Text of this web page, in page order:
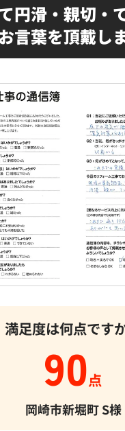
円滑・親切・
言葉を頂戴し
満足度は何点です
90点
岡崎市新堀町 S様